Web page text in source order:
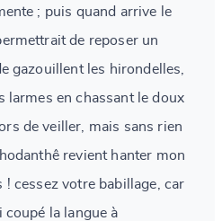
; puis quand arrive le
de reposer un
gazouillent les hirondelles,
larmes en chassant le doux
de veiller, mais sans rien
revient hanter mon
cessez votre babillage, car
coupé la langue à